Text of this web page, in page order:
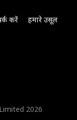
करें
हमारे उसूल
2026